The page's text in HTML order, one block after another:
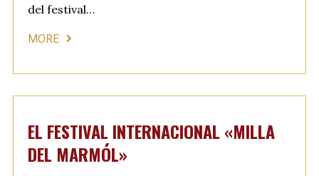
del festival…
MORE
EL FESTIVAL INTERNACIONAL «MILLA
DEL MARMÓL»